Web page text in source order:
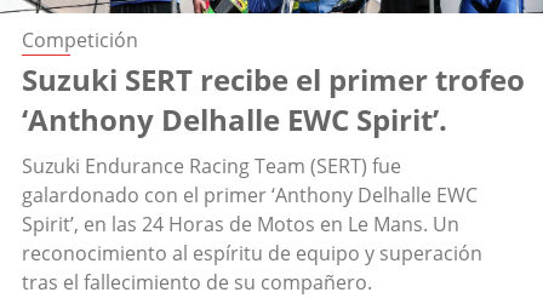
Competición
Suzuki SERT recibe el primer trofeo
‘Anthony Delhalle EWC Spirit’.
Suzuki Endurance Racing Team (SERT) fue
galardonado con el primer ‘Anthony Delhalle EWC
Spirit’, en las 24 Horas de Motos en Le Mans. Un
reconocimiento al espíritu de equipo y superación
tras el fallecimiento de su compañero.